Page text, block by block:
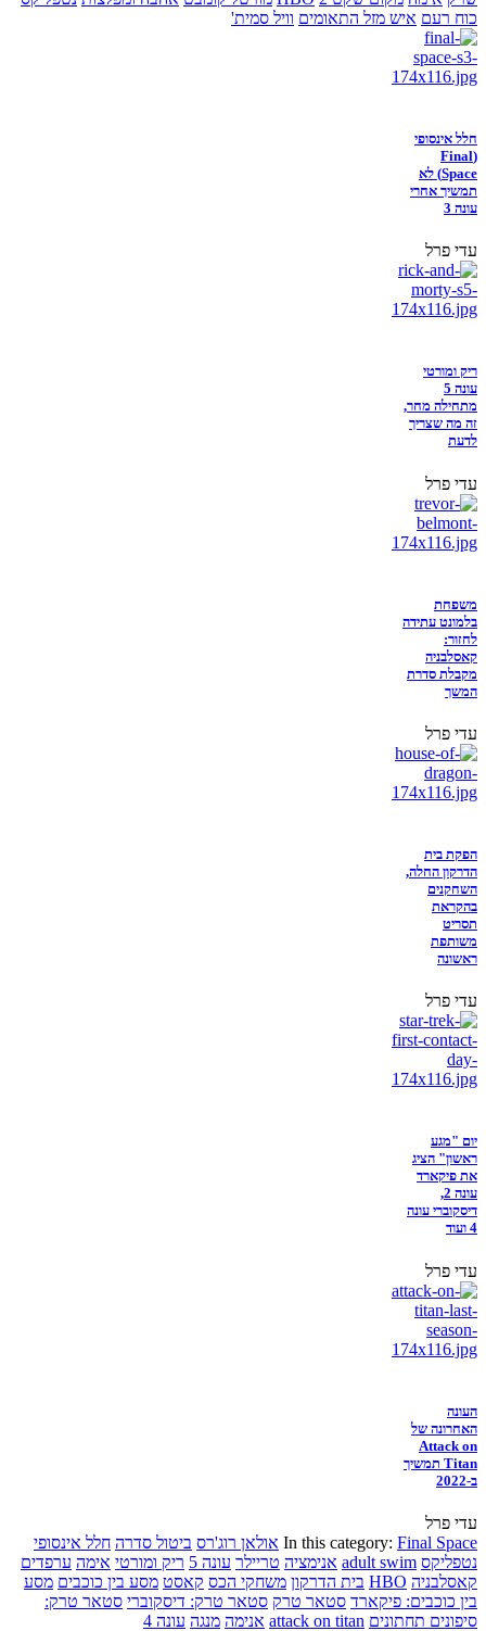
כוח רעם איש מזל התאומים וויל סמית'
חלל אינסופי
(Final
Space) לא
תמשיך אחרי
עונה 3
עדי פרל
ריק ומורטי
עונה 5
מתחילה מחר,
זה מה שצריך
לדעת
עדי פרל
משפחת
בלמונט עתידה
לחזור:
קאסלבניה
מקבלת סדרת
המשך
עדי פרל
הפקת בית
הדרקון החלה,
השחקנים
בהקראת
תסריט
משותפת
ראשונה
עדי פרל
יום "מגע
ראשון" הציג
את פיקארד
עונה 2,
דיסקוברי עונה
4 ועוד
עדי פרל
העונה
האחרונה של
Attack on
Titan תמשיך
ב-2022
עדי פרל
In this category: Final Space אולאן רוג'רס ביטול סדרה חלל אינסופי
נטפליקס adult swim אנימציה טריילר עונה 5 ריק ומורטי אימה ערפדים
קאסלבניה HBO בית הדרקון משחקי הכס קאסט מסע בין כוכבים מסע
בין כוכבים: פיקארד סטאר טרק סטאר טרק: דיסקוברי סטאר טרק:
סיפונים תחתונים attack on titan אנימה מנגה עונה 4